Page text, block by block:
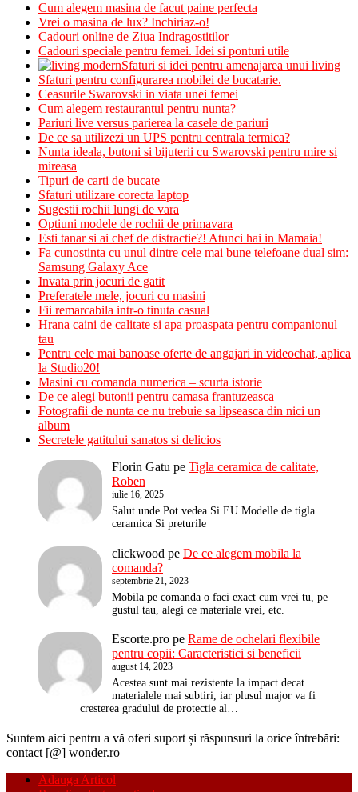
Cum alegem masina de facut paine perfecta
Vrei o masina de lux? Inchiriaz-o!
Cadouri online de Ziua Indragostitilor
Cadouri speciale pentru femei. Idei si ponturi utile
Sfaturi si idei pentru amenajarea unui living
Sfaturi pentru configurarea mobilei de bucatarie.
Ceasurile Swarovski in viata unei femei
Cum alegem restaurantul pentru nunta?
Pariuri live versus parierea la casele de pariuri
De ce sa utilizezi un UPS pentru centrala termica?
Nunta ideala, butoni si bijuterii cu Swarovski pentru mire si
mireasa
Tipuri de carti de bucate
Sfaturi utilizare corecta laptop
Sugestii rochii lungi de vara
Optiuni modele de rochii de primavara
Esti tanar si ai chef de distractie?! Atunci hai in Mamaia!
Fa cunostinta cu unul dintre cele mai bune telefoane dual sim:
Samsung Galaxy Ace
Invata prin jocuri de gatit
Preferatele mele, jocuri cu masini
Fii remarcabila intr-o tinuta casual
Hrana caini de calitate si apa proaspata pentru companionul
tau
Pentru cele mai banoase oferte de angajari in videochat, aplica
la Studio20!
Masini cu comanda numerica – scurta istorie
De ce alegi butonii pentru camasa frantuzeasca
Fotografii de nunta ce nu trebuie sa lipseasca din nici un
album
Secretele gatitului sanatos si delicios
Florin Gatu pe Tigla ceramica de calitate,
Roben
iulie 16, 2025
Salut unde Pot vedea Si EU Modelle de tigla
ceramica Si preturile
clickwood pe De ce alegem mobila la
comanda?
septembrie 21, 2023
Mobila pe comanda o faci exact cum vrei tu, pe
gustul tau, alegi ce materiale vrei, etc.
Escorte.pro pe Rame de ochelari flexibile
pentru copii: Caracteristici si beneficii
august 14, 2023
Acestea sunt mai rezistente la impact decat
materialele mai subtiri, iar plusul major va fi
cresterea gradului de protectie al…
Suntem aici pentru a vă oferi suport și răspunsuri la orice întrebări:
contact [@] wonder.ro
Adauga Articol